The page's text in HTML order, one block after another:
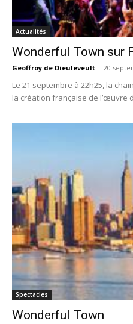
Actualités
Wonderful Town sur
Geoffroy de Dieuleveult - 20
Le 21 septembre à 22h25, la
la création française de l’œuvre
Spectacles
Wonderful Town